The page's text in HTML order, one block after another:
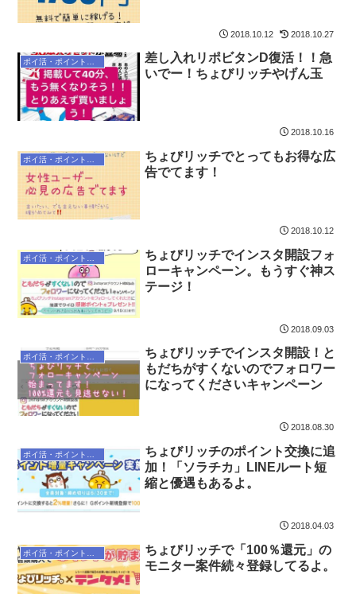
2018.10.12 2018.10.27
差し入れリポビタンD復活！！急
いでー！ちょびリッチやげん玉
2018.10.16
ポイ活・ポイントサイト
ちょびリッチでとってもお得な広
告でてます！
2018.10.12
ちょびリッチでインスタ開設フォ
ローキャンペーン。もうすぐ神ス
テージ！
2018.09.03
ちょびリッチでインスタ開設！と
もだちがすくないのでフォロワー
になってくださいキャンペーン
2018.08.30
ポイ活・ポイントサイト
ちょびリッチのポイント交換に追
加！「ソラチカ」LINEルート短
縮と優遇もあるよ。
2018.04.03
ちょびリッチで「100％還元」の
モニター案件続々登録してるよ。